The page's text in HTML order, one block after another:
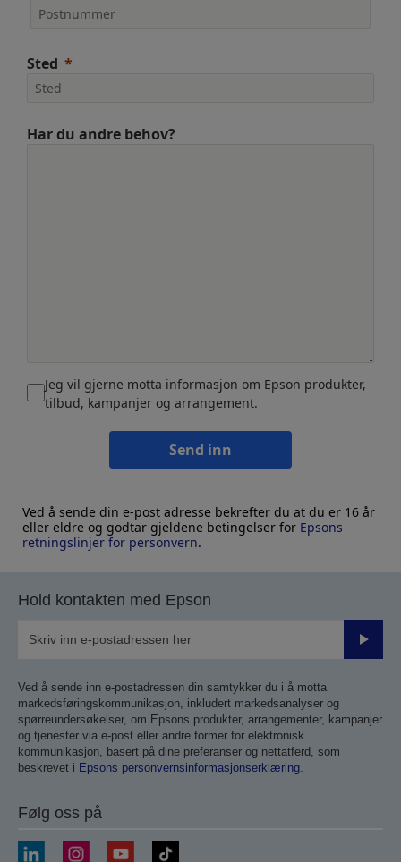
Sted
Har du andre behov?
Jeg vil gjerne motta informasjon om Epson produkter,
tilbud, kampanjer og arrangement.
Send inn
Ved å sende din e-post adresse bekrefter du at du er 16 år
eller eldre og godtar gjeldene betingelser for Epsons
retningslinjer for personvern.
Hold kontakten med Epson
Send
Ved å sende inn e-postadressen din samtykker du i å motta
markedsføringskommunikasjon, inkludert markedsanalyser og
spørreundersøkelser, om Epsons produkter, arrangementer, kampanjer
og tjenester via e-post eller andre former for elektronisk
kommunikasjon, basert på dine preferanser og nettatferd, som
beskrevet i Epsons personvernsinformasjonserklæring.
Følg oss på